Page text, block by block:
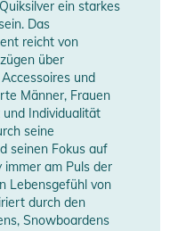
und
und Warnungen
ein starkes
Das
reicht von
über
und
Männer, Frauen
und Individualität
seine
seinen Fokus auf
am Puls der
Lebensgefühl von
durch den
Snowboardens